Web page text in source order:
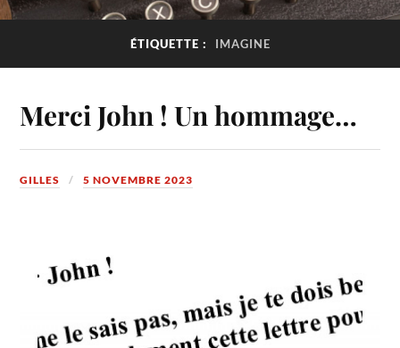
ÉTIQUETTE : IMAGINE
Merci John ! Un hommage…
GILLES 5 NOVEMBRE 2023